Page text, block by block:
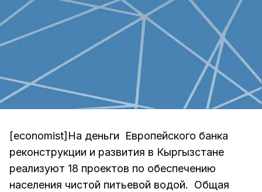
[economist]На деньги Европейского банка
реконструкции и развития в Кыргызстане
реализуют 18 проектов по обеспечению
населения чистой питьевой водой. Общая